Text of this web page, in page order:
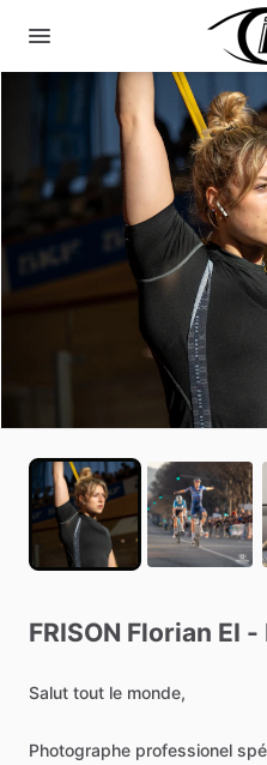
FRISON Florian EI -
Salut tout le monde,
Photographe professionel